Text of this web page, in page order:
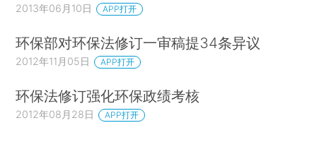
2013年06月10日 APP打开
环保部对环保法修订一审稿提34条异议
2012年11月05日 APP打开
环保法修订强化环保政绩考核
2012年08月28日 APP打开